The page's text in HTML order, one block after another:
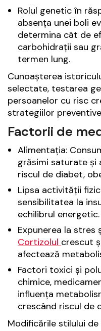
Rolul genetic în
absența unei boli
determina cât de
carbohidrații sau
termen lung.
Cunoașterea
selectate, testarea
persoanelor cu risc
strategiilor
Factorii de
Alimentația:
grăsimi saturate și
riscul de diabet,
Lipsa activității
sensibilitatea la
echilibrul energetic.
Expunerea la stres
Cortizolul crescut
afectează
Factori toxici și
chimice,
influența
crescând riscul de
Modificările stilului